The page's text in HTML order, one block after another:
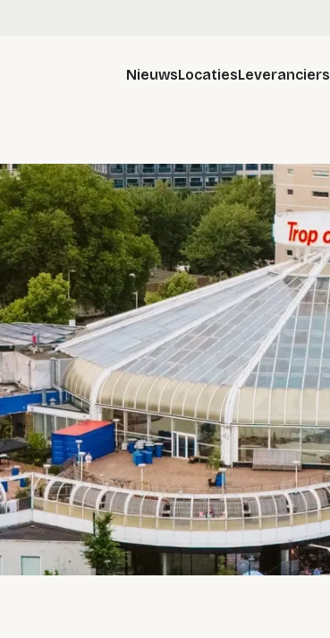
NieuwsLocatiesLeveranciers